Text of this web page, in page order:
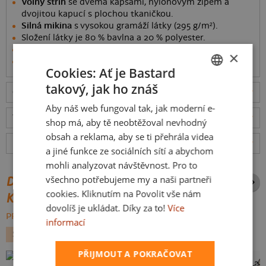
dvojitou kapucí s plochou tkaničkou.
Silná mikina s vysokou gramáží látky (295 g/m²).
Složení látky je 80 % bavlna a 20 % polyester.
Odešlemev pondělí 10.8., doručíme
Tabulka velikostí : Jakou vybrat?
Hodnocení:4.98 (89recenzí)
DALŠÍ POTISKY ZE STEJNÉ
KATEGORIE
PROCHÁZET VŠE:
SEX
SLOVAK
×
Cookies: Ať je Bastard
takový, jak ho znáš
Aby náš web fungoval tak, jak moderní e-
shop má, aby tě neobtěžoval nevhodný
obsah a reklama, aby se ti přehrála videa
a jiné funkce ze sociálních sítí a abychom
mohli analyzovat návštěvnost. Pro to
všechno potřebujeme my a naši partneři
cookies. Kliknutím na Povolit vše nám
dovolíš je ukládat. Díky za to! Více
informací
PŘIJMOUT A POKRAČOVAT